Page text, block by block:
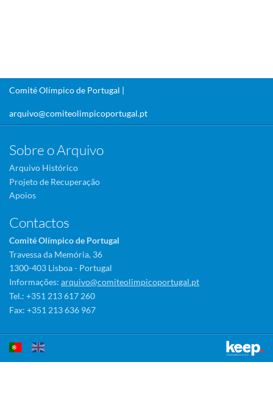
Comité Olímpico de Portugal |
arquivo@comiteolimpicoportugal.pt
Sobre o Arquivo
Arquivo Histórico
Projeto de Recuperação
Apoios
Contactos
Comité Olímpico de Portugal
Travessa da Memória, 36
1300-403 Lisboa - Portugal
Informações: arquivo@comiteolimpicoportugal.pt
Tel.: +351 213 617 260
Fax: +351 213 636 967